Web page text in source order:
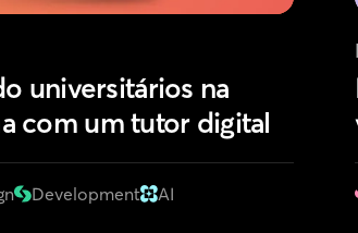
universitários na
com um tutor digital
Development AI